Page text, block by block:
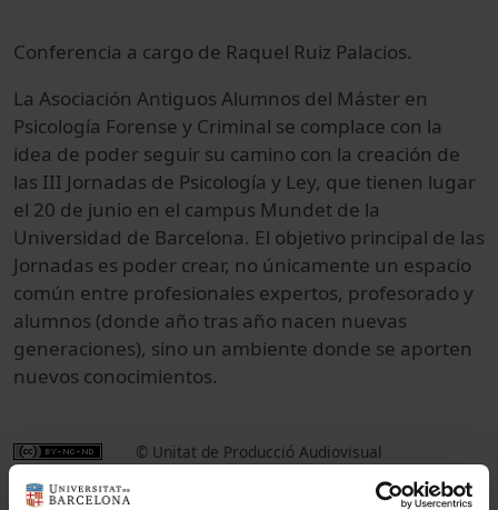
Conferencia a cargo de Raquel Ruiz Palacios.
La Asociación Antiguos Alumnos del Máster en
Psicología Forense y Criminal se complace con la
idea de poder seguir su camino con la creación de
las III Jornadas de Psicología y Ley, que tienen lugar
el 20 de junio en el campus Mundet de la
Universidad de Barcelona. El objetivo principal de las
Jornadas es poder crear, no únicamente un espacio
común entre profesionales expertos, profesorado y
alumnos (donde año tras año nacen nuevas
generaciones), sino un ambiente donde se aporten
nuevos conocimientos.
© Unitat de Producció Audiovisual
Col·lecció